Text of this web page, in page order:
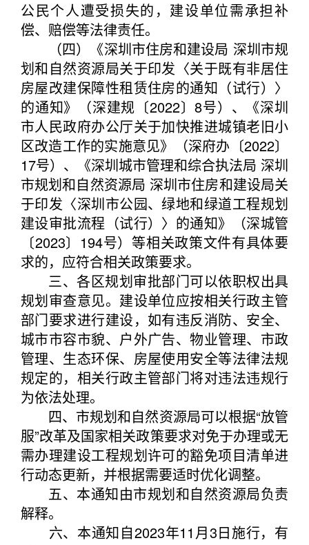
公民个人遭受损失的，建设单位需承担补
偿、赔偿等法律责任。
（四）《深圳市住房和建设局 深圳市规
划和自然资源局关于印发〈关于既有非居住
房屋改建保障性租赁住房的通知（试行）〉
的通知》（深建规〔2022〕8号）、《深圳
市人民政府办公厅关于加快推进城镇老旧小
区改造工作的实施意见》（深府办〔2022〕
17号）、《深圳城市管理和综合执法局 深圳
市规划和自然资源局 深圳市住房和建设局关
于印发〈深圳市公园、绿地和绿道工程规划
建设审批流程（试行）〉的通知》（深城管
〔2023〕194号）等相关政策文件有具体要
求的，应符合相关政策要求。
三、各区规划审批部门可以依职权出具
规划审查意见。建设单位应按相关行政主管
部门要求进行建设，如有违反消防、安全、
城市市容市貌、户外广告、物业管理、市政
管理、生态环保、房屋使用安全等法律法规
规定的，相关行政主管部门将对违法违规行
为依法处理。
四、市规划和自然资源局可以根据“放管
服”改革及国家相关政策要求对免于办理或无
需办理建设工程规划许可的豁免项目清单进
行动态更新，并根据需要适时优化调整。
五、本通知由市规划和自然资源局负责
解释。
六、本通知自2023年11月3日施行，有